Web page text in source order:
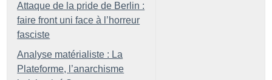
Attaque de la pride de Berlin :
faire front uni face à l’horreur
fasciste
Analyse matérialiste : La
Plateforme, l’anarchisme